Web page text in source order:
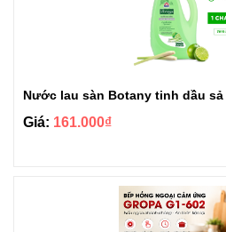
Nước lau sàn Botany tinh dầu
Giá: 161.000₫